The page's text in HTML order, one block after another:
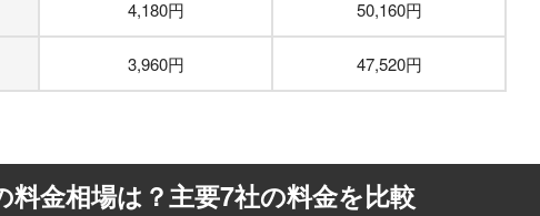
4,180円 50,160円
3,960円 47,520円
料金相場は？主要7社の料金を比較